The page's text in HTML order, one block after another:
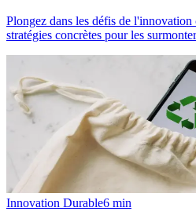
Plongez dans les défis de l'innovation
stratégies concrètes pour les
Innovation Durable6 min